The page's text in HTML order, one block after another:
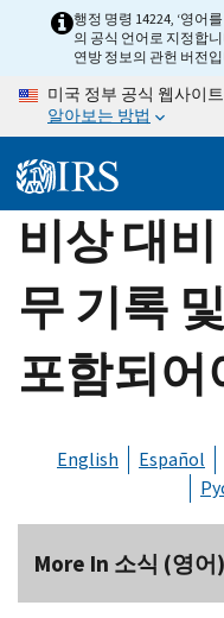
content
행정 명령 14224, ‘영어
의 공식 언어로 지정합
연방 정보의 관헌 버전
미국 정부 공식 웹사이트
알아보는 방법
비상 대
무 기록
포함되어
English Español
More In 소식 (영어)